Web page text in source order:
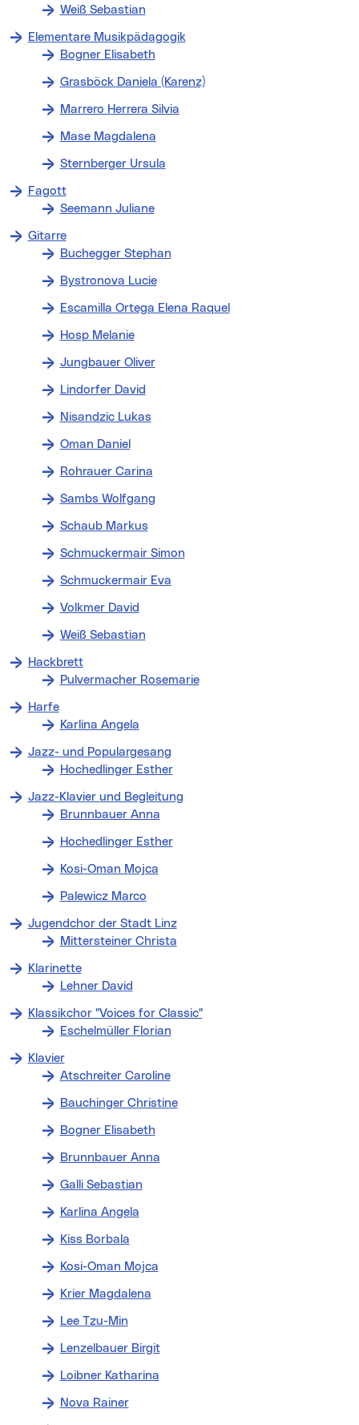
Weiß Sebastian
Elementare Musikpädagogik
Bogner Elisabeth
Grasböck Daniela (Karenz)
Marrero Herrera Silvia
Mase Magdalena
Sternberger Ursula
Fagott
Seemann Juliane
Gitarre
Buchegger Stephan
Bystronova Lucie
Escamilla Ortega Elena Raquel
Hosp Melanie
Jungbauer Oliver
Lindorfer David
Nisandzic Lukas
Oman Daniel
Rohrauer Carina
Sambs Wolfgang
Schaub Markus
Schmuckermair Simon
Schmuckermair Eva
Volkmer David
Weiß Sebastian
Hackbrett
Pulvermacher Rosemarie
Harfe
Karlina Angela
Jazz- und Populargesang
Hochedlinger Esther
Jazz-Klavier und Begleitung
Brunnbauer Anna
Hochedlinger Esther
Kosi-Oman Mojca
Palewicz Marco
Jugendchor der Stadt Linz
Mittersteiner Christa
Klarinette
Lehner David
Klassikchor "Voices for Classic"
Eschelmüller Florian
Klavier
Atschreiter Caroline
Bauchinger Christine
Bogner Elisabeth
Brunnbauer Anna
Galli Sebastian
Karlina Angela
Kiss Borbala
Kosi-Oman Mojca
Krier Magdalena
Lee Tzu-Min
Lenzelbauer Birgit
Loibner Katharina
Nova Rainer